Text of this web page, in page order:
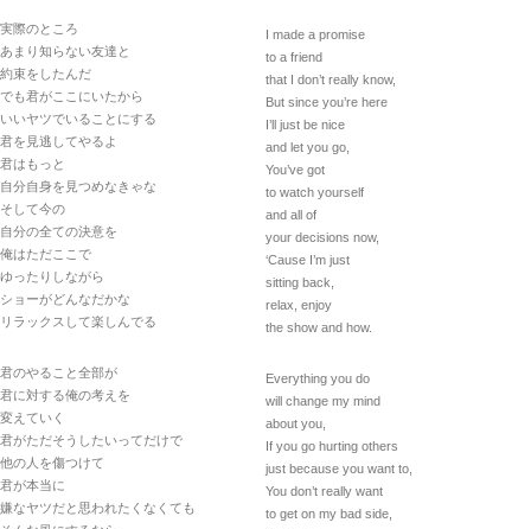
実際のところ
あまり知らない友達と
約束をしたんだ
でも君がここにいたから
いいヤツでいることにする
君を見逃してやるよ
君はもっと
自分自身を見つめなきゃな
そして今の
自分の全ての決意を
俺はただここで
ゆったりしながら
ショーがどんなだかな
リラックスして楽しんでる
君のやること全部が
君に対する俺の考えを
変えていく
君がただそうしたいってだけで
他の人を傷つけて
君が本当に
嫌なヤツだと思われたくなくても
I made a promise
to a friend
that I don’t really know,
But since you’re here
I’ll just be nice
and let you go,
You’ve got
to watch yourself
and all of
your decisions now,
‘Cause I’m just
sitting back,
relax, enjoy
the show and how.
Everything you do
will change my mind
about you,
If you go hurting others
just because you want to,
You don’t really want
to get on my bad side,